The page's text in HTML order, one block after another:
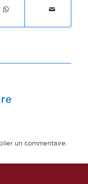
un commentaire.